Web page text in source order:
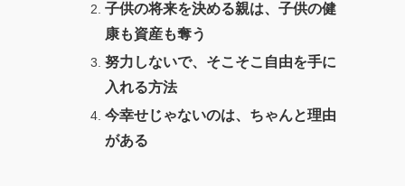
子供の将来を決める親は、子供の健
康も資産も奪う
努力しないで、そこそこ自由を手に
入れる方法
今幸せじゃないのは、ちゃんと理由
がある